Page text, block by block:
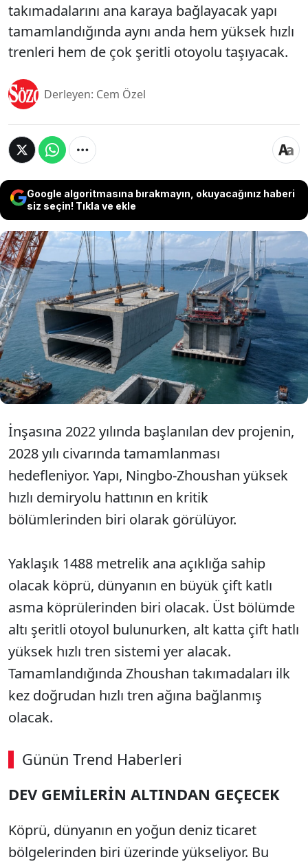
takımadalarını ana karaya bağlayacak yapı
tamamlandığında aynı anda hem yüksek hızlı
trenleri hem de çok şeritli otoyolu taşıyacak.
Derleyen: Cem Özel
Google algoritmasına bırakmayın, okuyacağınız haberi
siz seçin! Tıkla ve ekle
Çin’in Doğu Çin Denizi üzerinde inşa ettiği
Xihoumen Rail/Road Bridge projesi, hem boyutu
hem de taşıyacağı sistem nedeniyle dünyanın en
dikkat çekici köprü çalışmalarından biri arasında
gösteriliyor. Zhejiang eyaletindeki Zhoushan
takımadalarını ana karaya bağlayacak yapı
tamamlandığında aynı anda hem yüksek hızlı
trenleri hem de çok şeritli otoyolu taşıyacak.
İnşasına 2022 yılında başlanılan dev projenin,
2028 yılı civarında tamamlanması
hedefleniyor. Yapı, Ningbo-Zhoushan yüksek
hızlı demiryolu hattının en kritik
bölümlerinden biri olarak görülüyor.
Yaklaşık 1488 metrelik ana açıklığa sahip
olacak köprü, dünyanın en büyük çift katlı
asma köprülerinden biri olacak. Üst bölümde
altı şeritli otoyol bulunurken, alt katta çift hatlı
yüksek hızlı tren sistemi yer alacak.
Tamamlandığında Zhoushan takımadaları ilk
kez doğrudan hızlı tren ağına bağlanmış
olacak.
Günün Trend Haberleri
00:02 / 08:06
Sesi Aç
DEV GEMİLERİN ALTINDAN GEÇECEK
Köprü, dünyanın en yoğun deniz ticaret
bölgelerinden biri üzerinde yükseliyor. Bu